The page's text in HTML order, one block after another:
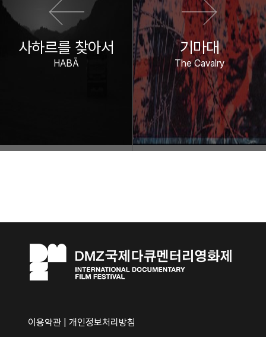
사하르를 찾아서
HABĀ
기마대
The Cavalry
이용약관 개인정보처리방침